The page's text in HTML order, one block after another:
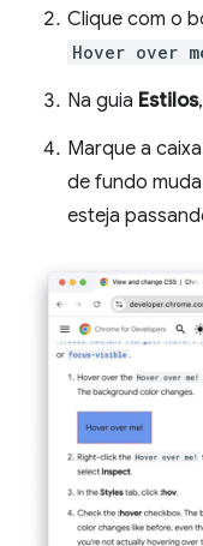
Clique com o
Hover over
Na guia Estilos
Marque a
de fundo
esteja